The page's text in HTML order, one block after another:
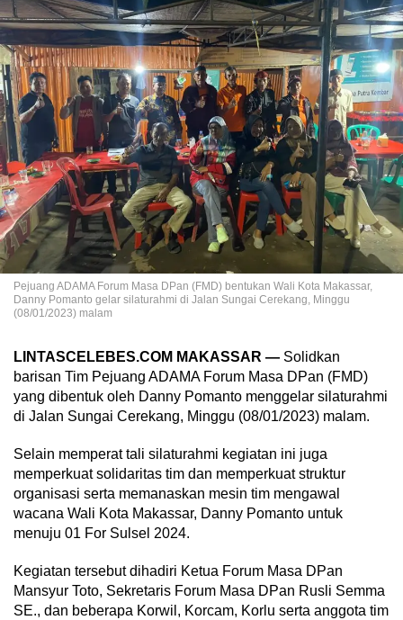
Pejuang ADAMA Forum Masa DPan (FMD) bentukan Wali Kota Makassar,
Danny Pomanto gelar silaturahmi di Jalan Sungai Cerekang, Minggu
(08/01/2023) malam
LINTASCELEBES.COM MAKASSAR — Solidkan
barisan Tim Pejuang ADAMA Forum Masa DPan (FMD)
yang dibentuk oleh Danny Pomanto menggelar silaturahmi
di Jalan Sungai Cerekang, Minggu (08/01/2023) malam.
Selain memperat tali silaturahmi kegiatan ini juga
memperkuat solidaritas tim dan memperkuat struktur
organisasi serta memanaskan mesin tim mengawal
wacana Wali Kota Makassar, Danny Pomanto untuk
menuju 01 For Sulsel 2024.
Kegiatan tersebut dihadiri Ketua Forum Masa DPan
Mansyur Toto, Sekretaris Forum Masa DPan Rusli Semma
SE., dan beberapa Korwil, Korcam, Korlu serta anggota tim